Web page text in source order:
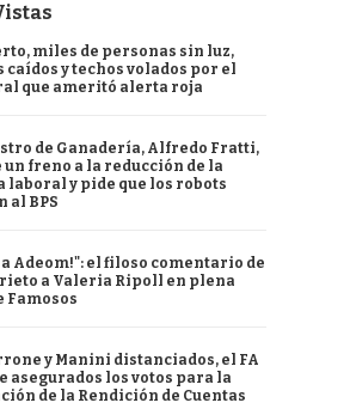
miles de personas sin luz,
caídos y techos volados por el
que ameritó alerta roja
de Ganadería, Alfredo Fratti,
un freno a la reducción de la
laboral y pide que los robots
al BPS
a Adeom!": el filoso comentario de
a Valeria Ripoll en plena
Famosos
y Manini distanciados, el FA
asegurados los votos para la
de la Rendición de Cuentas